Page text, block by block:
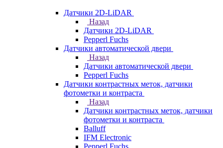
Датчики 2D-LiDAR
Назад
Датчики 2D-LiDAR
Pepperl Fuchs
Датчики автоматической двери
Назад
Датчики автоматической двери
Pepperl Fuchs
Датчики контрастных меток, датчики
фотометки и контраста
Назад
Датчики контрастных меток, датчики
фотометки и контраста
Balluff
IFM Electronic